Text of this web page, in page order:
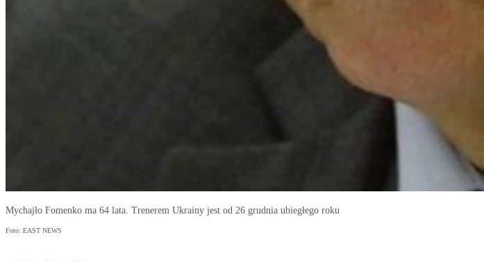
Mychajło Fomenko ma 64 lata. Trenerem Ukrainy jest od 26 grudnia ubiegłego roku
Foto: EAST NEWS